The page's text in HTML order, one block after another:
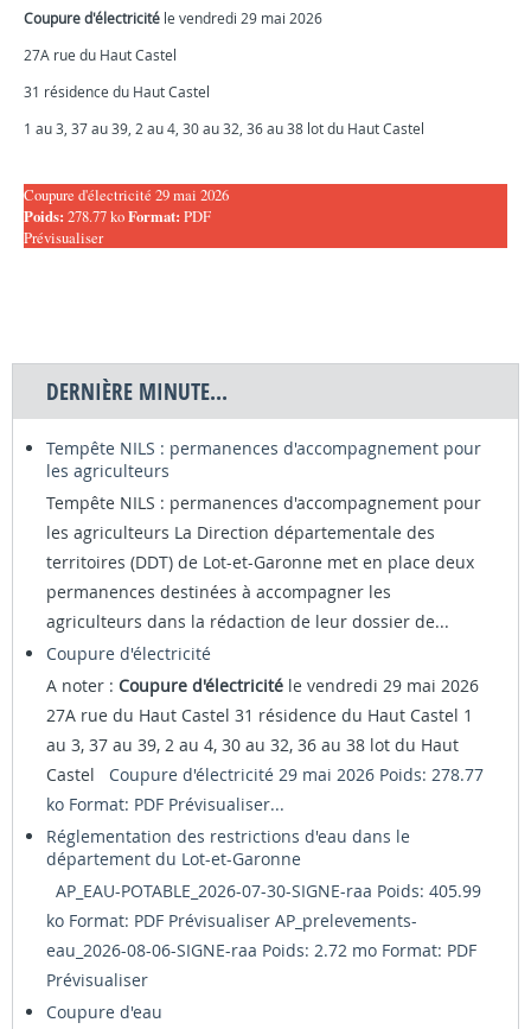
Coupure d'électricité le vendredi 29 mai 2026
27A rue du Haut Castel
31 résidence du Haut Castel
1 au 3, 37 au 39, 2 au 4, 30 au 32, 36 au 38 lot du Haut Castel
Coupure d'électricité 29 mai 2026
Poids: 278.77 koFormat: PDF
Prévisualiser
DERNIÈRE MINUTE...
Tempête NILS : permanences d'accompagnement pour
les agriculteurs
Tempête NILS : permanences d'accompagnement pour
les agriculteurs La Direction départementale des
territoires (DDT) de Lot-et-Garonne met en place deux
permanences destinées à accompagner les
agriculteurs dans la rédaction de leur dossier de...
Coupure d'électricité
A noter : Coupure d'électricité le vendredi 29 mai 2026
27A rue du Haut Castel 31 résidence du Haut Castel 1
au 3, 37 au 39, 2 au 4, 30 au 32, 36 au 38 lot du Haut
Castel Coupure d'électricité 29 mai 2026 Poids: 278.77
ko Format: PDF Prévisualiser...
Réglementation des restrictions d'eau dans le
département du Lot-et-Garonne
AP_EAU-POTABLE_2026-07-30-SIGNE-raa Poids: 405.99
ko Format: PDF Prévisualiser AP_prelevements-
eau_2026-08-06-SIGNE-raa Poids: 2.72 mo Format: PDF
Prévisualiser
Coupure d'eau